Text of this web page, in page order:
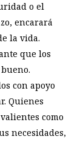
o el
encarará
la vida.
que los
con apoyo
Quienes
como
necesidades,